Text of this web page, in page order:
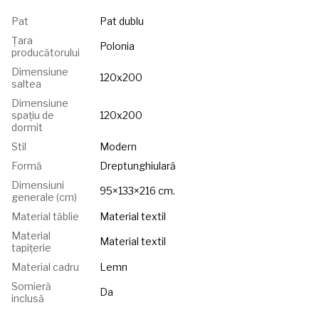
Pat
Pat dublu
Țara
producătorului
Polonia
Dimensiune
saltea
120x200
Dimensiune
spațiu de
dormit
120x200
Stil
Modern
Formă
Dreptunghiulară
Dimensiuni
generale (cm)
95×133×216 cm.
Material tăblie
Material textil
Material
tapițerie
Material textil
Material cadru
Lemn
Somieră
inclusă
Da